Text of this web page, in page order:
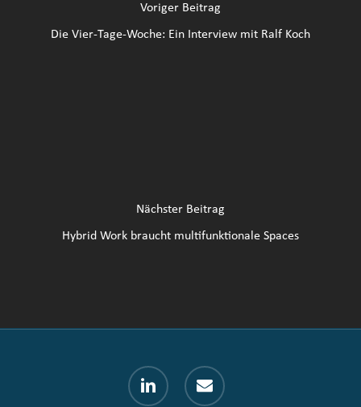
Voriger Beitrag
Die Vier-Tage-Woche: Ein Interview mit Ralf Koch
Nächster Beitrag
Hybrid Work braucht multifunktionale Spaces
linkedin email